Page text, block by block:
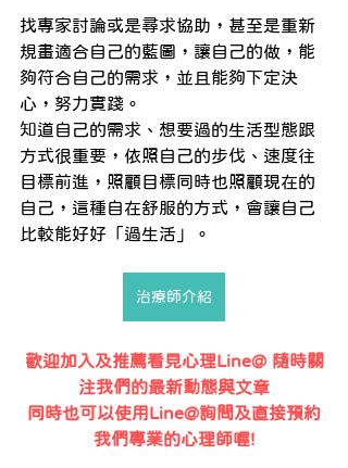
找專家討論或是尋求協助，甚至是重新
規畫適合自己的藍圖，讓自己的做，能
夠符合自己的需求，並且能夠下定決
心，努力實踐。
知道自己的需求、想要過的生活型態跟
方式很重要，依照自己的步伐、速度往
目標前進，照顧目標同時也照顧現在的
自己，這種自在舒服的方式，會讓自己
比較能好好「過生活」。
治療師介紹
歡迎加入及推薦看見心理Line@ 隨時關
注我們的最新動態與文章
同時也可以使用Line@詢問及直接預約
我們專業的心理師喔!